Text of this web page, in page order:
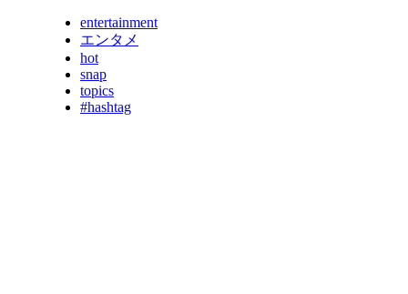
entertainment
エンタメ
hot
snap
topics
#hashtag